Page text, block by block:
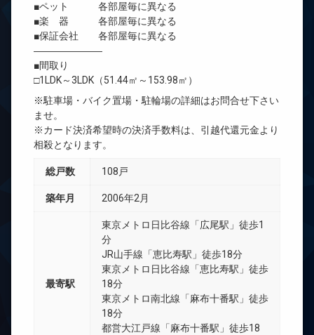
■ペット 各部屋毎に異なる
■楽 器 各部屋毎に異なる
■保証会社 各部屋毎に異なる
―――――――
■間取り
□1LDK～3LDK（51.44㎡～153.98㎡）
※駐車場・バイク置場・駐輪場の詳細はお問合せ下さい
ませ。
※カード決済希望時の決済手数料は、引越代還元金より
相殺となります。
総戸数 108戸
築年月 2006年2月
最寄駅
東京メトロ日比谷線「広尾駅」徒歩1
分
JR山手線「恵比寿駅」徒歩18分
東京メトロ日比谷線「恵比寿駅」徒歩
18分
東京メトロ南北線「麻布十番駅」徒歩
18分
都営大江戸線「麻布十番駅」徒歩18